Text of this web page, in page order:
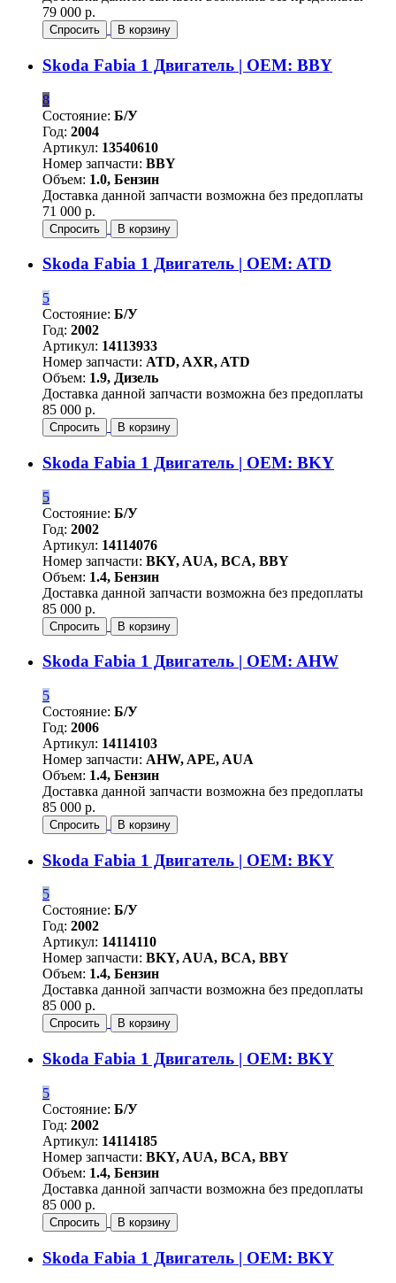
79 000 р.
Спросить В корзину
Skoda Fabia 1 Двигатель | OEM: BBY
8
Состояние: Б/У
Год: 2004
Артикул: 13540610
Номер запчасти: BBY
Объем: 1.0, Бензин
Доставка данной запчасти возможна без предоплаты
71 000 р.
Спросить В корзину
Skoda Fabia 1 Двигатель | OEM: ATD
5
Состояние: Б/У
Год: 2002
Артикул: 14113933
Номер запчасти: ATD, AXR, ATD
Объем: 1.9, Дизель
Доставка данной запчасти возможна без предоплаты
85 000 р.
Спросить В корзину
Skoda Fabia 1 Двигатель | OEM: BKY
5
Состояние: Б/У
Год: 2002
Артикул: 14114076
Номер запчасти: BKY, AUA, BCA, BBY
Объем: 1.4, Бензин
Доставка данной запчасти возможна без предоплаты
85 000 р.
Спросить В корзину
Skoda Fabia 1 Двигатель | OEM: AHW
5
Состояние: Б/У
Год: 2006
Артикул: 14114103
Номер запчасти: AHW, APE, AUA
Объем: 1.4, Бензин
Доставка данной запчасти возможна без предоплаты
85 000 р.
Спросить В корзину
Skoda Fabia 1 Двигатель | OEM: BKY
5
Состояние: Б/У
Год: 2002
Артикул: 14114110
Номер запчасти: BKY, AUA, BCA, BBY
Объем: 1.4, Бензин
Доставка данной запчасти возможна без предоплаты
85 000 р.
Спросить В корзину
Skoda Fabia 1 Двигатель | OEM: BKY
5
Состояние: Б/У
Год: 2002
Артикул: 14114185
Номер запчасти: BKY, AUA, BCA, BBY
Объем: 1.4, Бензин
Доставка данной запчасти возможна без предоплаты
85 000 р.
Спросить В корзину
Skoda Fabia 1 Двигатель | OEM: BKY